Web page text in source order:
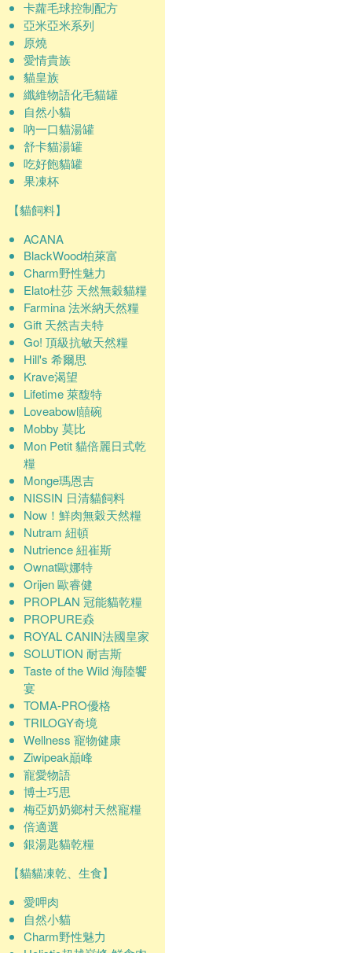
卡蘿毛球控制配方
亞米亞米系列
原燒
愛情貴族
貓皇族
纖維物語化毛貓罐
自然小貓
吶一口貓湯罐
舒卡貓湯罐
吃好飽貓罐
果凍杯
【貓飼料】
ACANA
BlackWood柏萊富
Charm野性魅力
Elato杜莎 天然無穀貓糧
Farmina 法米納天然糧
Gift 天然吉夫特
Go! 頂級抗敏天然糧
Hill's 希爾思
Krave渴望
Lifetime 萊馥特
Loveabowl囍碗
Mobby 莫比
Mon Petit 貓倍麗日式乾
糧
Monge瑪恩吉
NISSIN 日清貓飼料
Now！鮮肉無穀天然糧
Nutram 紐頓
Nutrience 紐崔斯
Ownat歐娜特
Orijen 歐睿健
PROPLAN 冠能貓乾糧
PROPURE猋
ROYAL CANIN法國皇家
SOLUTION 耐吉斯
Taste of the Wild 海陸饗
宴
TOMA-PRO優格
TRILOGY奇境
Wellness 寵物健康
Ziwipeak巔峰
寵愛物語
博士巧思
梅亞奶奶鄉村天然寵糧
倍適選
銀湯匙貓乾糧
【貓貓凍乾、生食】
愛呷肉
自然小貓
Charm野性魅力